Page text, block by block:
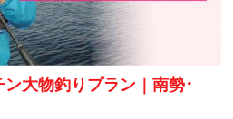
大物釣りプラン｜南勢･